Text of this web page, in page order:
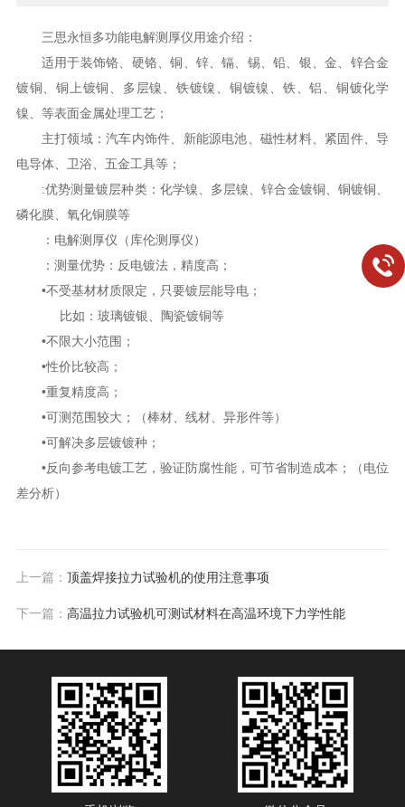
三思永恒多功能电解测厚仪用途介绍：
适用于装饰铬、硬铬、铜、锌、镉、锡、铅、银、金、锌合金
镀铜、铜上镀铜、多层镍、铁镀镍、铜镀镍、铁、铝、铜镀化学
镍、等表面金属处理工艺；
主打领域：汽车内饰件、新能源电池、磁性材料、紧固件、导
电导体、卫浴、五金工具等；
:优势测量镀层种类：化学镍、多层镍、锌合金镀铜、铜镀铜、
磷化膜、氧化铜膜等
：电解测厚仪（库伦测厚仪）
：测量优势：反电镀法，精度高；
•不受基材材质限定，只要镀层能导电；
比如：玻璃镀银、陶瓷镀铜等
•不限大小范围；
•性价比较高；
•重复精度高；
•可测范围较大；（棒材、线材、异形件等）
•可解决多层镀镀种；
•反向参考电镀工艺，验证防腐性能，可节省制造成本；（电位
差分析）
上一篇： 顶盖焊接拉力试验机的使用注意事项
下一篇： 高温拉力试验机可测试材料在高温环境下力学性能